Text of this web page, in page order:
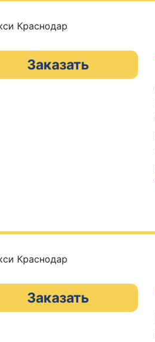
Заказать
Заказать